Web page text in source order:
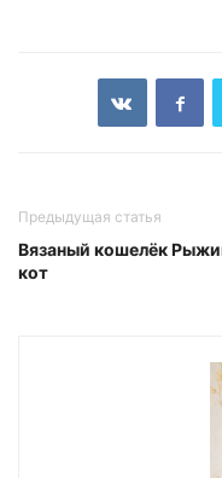
Предыдущая статья
Вязаный кошелёк
кот